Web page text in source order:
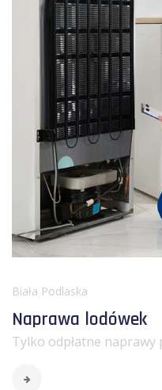
Biała Podlaska
Naprawa lodówek
Tylko odpłatne naprawy